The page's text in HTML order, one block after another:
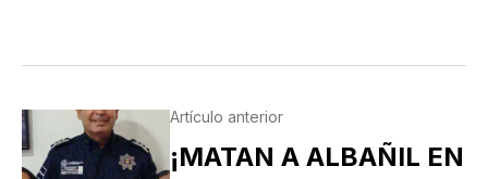
Artículo anterior
¡MATAN A ALBAÑIL EN